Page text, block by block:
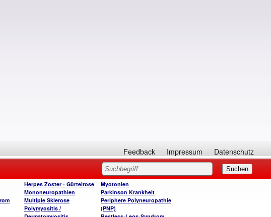
Feedback Impressum Datenschutz
Herpes Zoster - Gürtelrose
Mononeuropathien
Multiple Sklerose
Polymyositis /
Myotonien
Parkinson Krankheit
Periphere Polyneuropathie
(PNP)